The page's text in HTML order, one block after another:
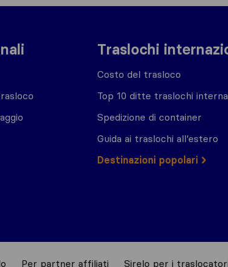
Traslochi
Costo del trasloco
Top 10 ditte traslochi
Spedizione di container
Guida ai traslochi all’estero
Destinazioni popolari
Per partner affiliati Sirelo per i